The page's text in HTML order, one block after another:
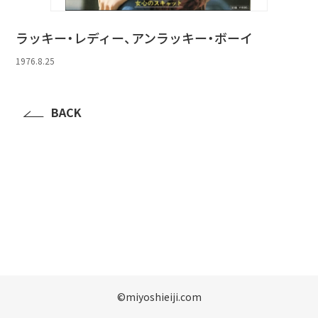
ラッキー・レディー、アンラッキー・ボーイ
1976.8.25
BACK
©️miyoshieiji.com